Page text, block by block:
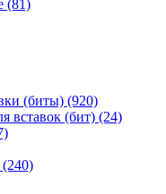
(81)
(биты) (920)
вставок (бит) (24)
(240)